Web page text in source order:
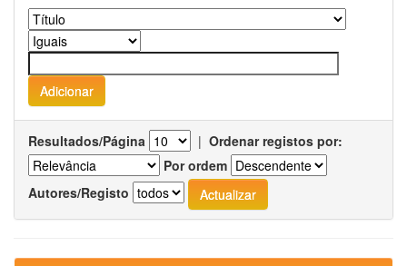
Resultados/Página | Ordenar registos por:
Por ordem
Autores/Registo